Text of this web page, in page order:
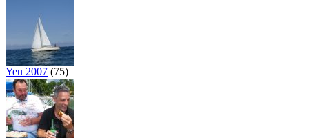
Yeu 2007 (75)